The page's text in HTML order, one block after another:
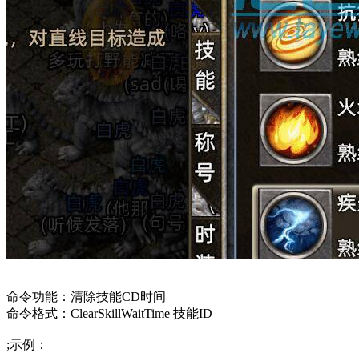
命令功能：清除技能CD时间
命令格式：ClearSkillWaitTime 技能ID
;示例：